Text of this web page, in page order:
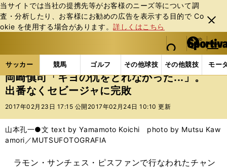
当サイトでは当社の提携先等がお客様のニーズ等について調
査・分析したり、お客様にお勧めの広告を表⽰する⽬的で Co
okie を使⽤する場合があります。詳しくはこちら
閉じ
る
web Sportiva (webスポルティーバ)
検索
マイペ
ー
ジ
メニュ
サッカー 競馬 ゴルフ その他球技 その他競技 モー
ス
ポ
ル
バ
サッカーの記事一覧 海外サッカー 海外サッカー
岡崎慎司「キヨの仇をとれなかった...」。
出番なくセビージャに完敗
2017年02月23日 17:15 公開 2017年02月24日 10:10 更新
山本孔一●文 text by Yamamoto Koichi photo by Mutsu Kaw
amori／MUTSUFOTOGRAFIA
ラモン・サンチェス・ピスファンで行なわれたチャン